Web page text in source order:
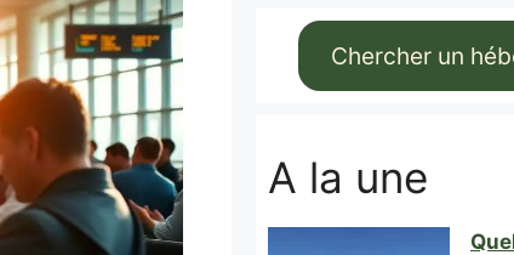
Chercher un
A la une